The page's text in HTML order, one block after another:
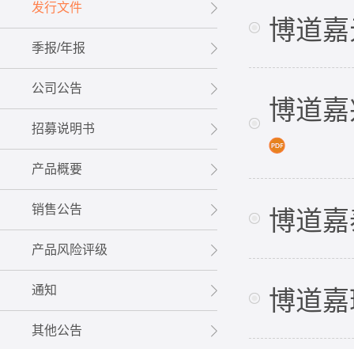
发行文件
季报/年报
公司公告
招募说明书
产品概要
销售公告
产品风险评级
通知
其他公告
博道
博道
博道
博道